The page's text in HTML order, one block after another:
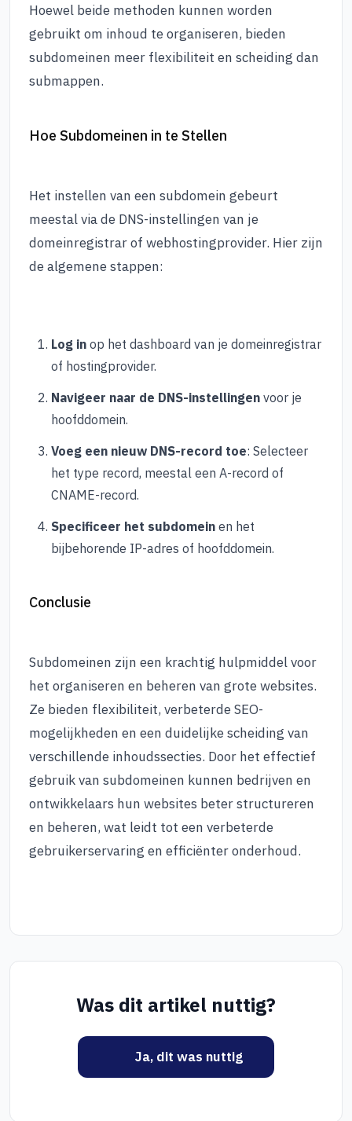
Hoewel beide methoden kunnen worden
gebruikt om inhoud te organiseren, bieden
subdomeinen meer flexibiliteit en scheiding dan
submappen.
Hoe Subdomeinen in te Stellen
Het instellen van een subdomein gebeurt
meestal via de DNS-instellingen van je
domeinregistrar of webhostingprovider. Hier zijn
de algemene stappen:
Log in op het dashboard van je domeinregistrar
of hostingprovider.
Navigeer naar de DNS-instellingen voor je
hoofddomein.
Voeg een nieuw DNS-record toe: Selecteer
het type record, meestal een A-record of
CNAME-record.
Specificeer het subdomein en het
bijbehorende IP-adres of hoofddomein.
Conclusie
Subdomeinen zijn een krachtig hulpmiddel voor
het organiseren en beheren van grote websites.
Ze bieden flexibiliteit, verbeterde SEO-
mogelijkheden en een duidelijke scheiding van
verschillende inhoudssecties. Door het effectief
gebruik van subdomeinen kunnen bedrijven en
ontwikkelaars hun websites beter structureren
en beheren, wat leidt tot een verbeterde
gebruikerservaring en efficiënter onderhoud.
Was dit artikel nuttig?
Ja, dit was nuttig